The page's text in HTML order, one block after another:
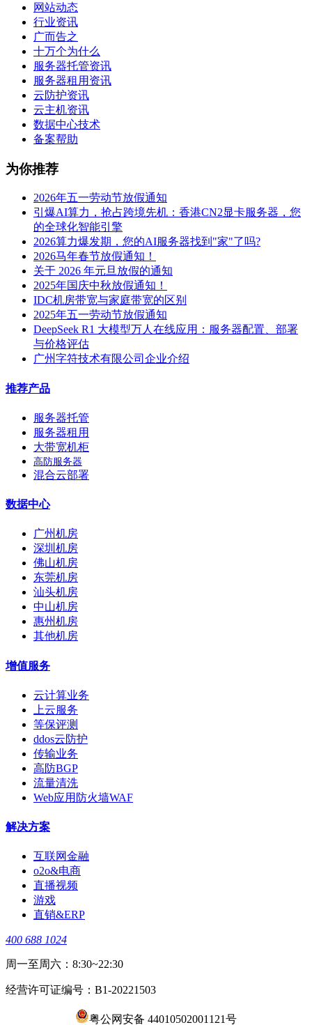
网站动态
行业资讯
广而告之
十万个为什么
服务器托管资讯
服务器租用资讯
云防护资讯
云主机资讯
数据中心技术
备案帮助
为你推荐
2026年五一劳动节放假通知
引爆AI算力，抢占跨境先机：香港CN2显卡服务器，您
的全球化智能引擎
2026算力爆发期，您的AI服务器找到"家"了吗?
2026马年春节放假通知！
关于 2026 年元旦放假的通知
2025年国庆中秋放假通知！
IDC机房带宽与家庭带宽的区别
2025年五一劳动节放假通知
DeepSeek R1 大模型万人在线应用：服务器配置、部署
与价格评估
广州字符技术有限公司企业介绍
推荐产品
服务器托管
服务器租用
大带宽机柜
高防服务器
混合云部署
数据中心
广州机房
深圳机房
佛山机房
东莞机房
汕头机房
中山机房
惠州机房
其他机房
增值服务
云计算业务
上云服务
等保评测
ddos云防护
传输业务
高防BGP
流量清洗
Web应用防火墙WAF
解决方案
互联网金融
o2o&电商
直播视频
游戏
直销&ERP
400 688 1024
周一至周六：8:30~22:30
经营许可证编号：B1-20221503
粤公网安备 44010502001121号